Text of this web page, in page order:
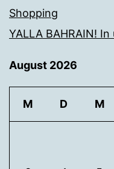
Shopping
YALLA BAHRAIN!
August 2026
M D M